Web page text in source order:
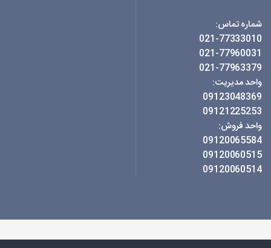
شماره تماس:
021-77333010
021-77960031
021-77963379
واحد مدیریت:
09123048369
09121225253
واحد فروش:
09120065584
09120060515
09120060514